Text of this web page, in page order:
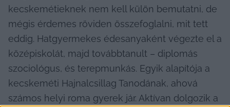
kecskemétieknek nem kell külön bemutatni, de
mégis érdemes röviden összefoglalni, mit tett
eddig. Hatgyermekes édesanyaként végezte el a
középiskolát, majd továbbtanult – diplomás
szociológus, és terepmunkás. Egyik alapítója a
kecskeméti Hajnalcsillag Tanodának, ahová
számos helyi roma gyerek jár. Aktívan dolgozik a